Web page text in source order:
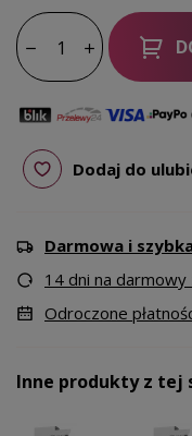
Dodaj do
Darmowa i
14 dni na
Odroczone
Inne produkty z tej